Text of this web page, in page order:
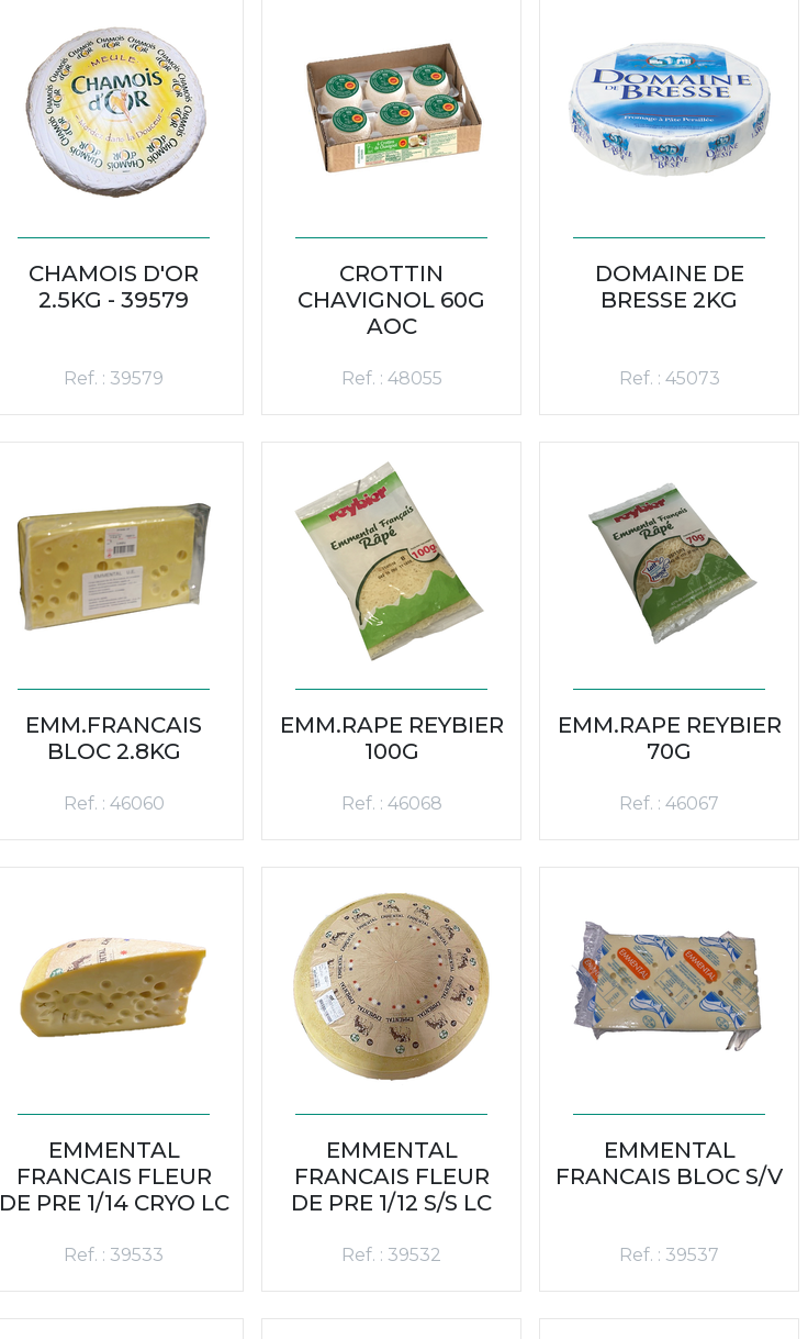
CHAMOIS D'OR
2.5KG - 39579
Ref. : 39579
CROTTIN
CHAVIGNOL 60G
AOC
Ref. : 48055
DOMAINE DE
BRESSE 2KG
Ref. : 45073
EMM.FRANCAIS
BLOC 2.8KG
Ref. : 46060
EMM.RAPE REYBIER
100G
Ref. : 46068
EMM.RAPE REYBIER
70G
Ref. : 46067
EMMENTAL
FRANCAIS FLEUR
DE PRE 1/14 CRYO LC
Ref. : 39533
EMMENTAL
FRANCAIS FLEUR
DE PRE 1/12 S/S LC
Ref. : 39532
EMMENTAL
FRANCAIS BLOC S/V
Ref. : 39537